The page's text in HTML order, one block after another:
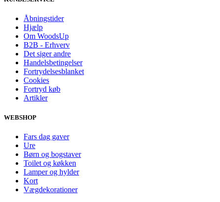
Åbningstider
Hjælp
Om WoodsUp
B2B - Erhverv
Det siger andre
Handelsbetingelser
Fortrydelsesblanket
Cookies
Fortryd køb
Artikler
WEBSHOP
Fars dag gaver
Ure
Børn og bogstaver
Toilet og køkken
Lamper og hylder
Kort
Vægdekorationer